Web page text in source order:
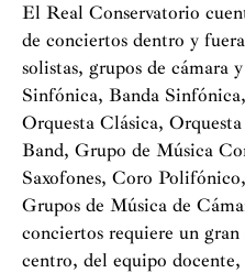
El Real Conservatorio
de conciertos dentro y
solistas, grupos de cámara
Sinfónica, Banda
Orquesta Clásica,
Band, Grupo de Música
Saxofones, Coro
Grupos de Música de
conciertos requiere un
centro, del equipo